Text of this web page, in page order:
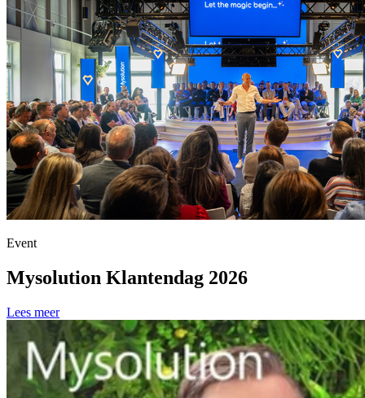
Event
Mysolution Klantendag 2026
Lees meer